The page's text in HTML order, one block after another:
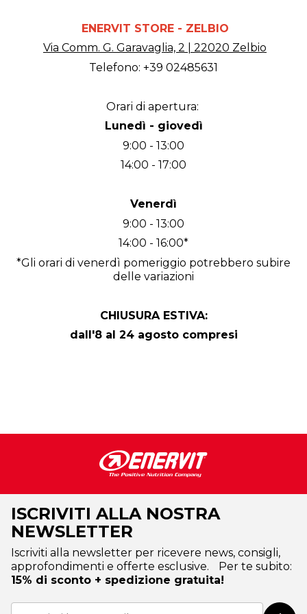
ENERVIT STORE - ZELBIO
Via Comm. G. Garavaglia, 2 | 22020 Zelbio
Telefono: +39 02485631
Orari di apertura:
Lunedì - giovedì
9:00 - 13:00
14:00 - 17:00
Venerdì
9:00 - 13:00
14:00 - 16:00*
*Gli orari di venerdì pomeriggio potrebbero subire
delle variazioni
CHIUSURA ESTIVA:
dall'8 al 24 agosto compresi
ISCRIVITI ALLA NOSTRA
NEWSLETTER
Iscriviti alla newsletter per ricevere news, consigli,
approfondimenti e offerte esclusive. Per te subito:
15% di sconto + spedizione gratuita!
Iscriviti